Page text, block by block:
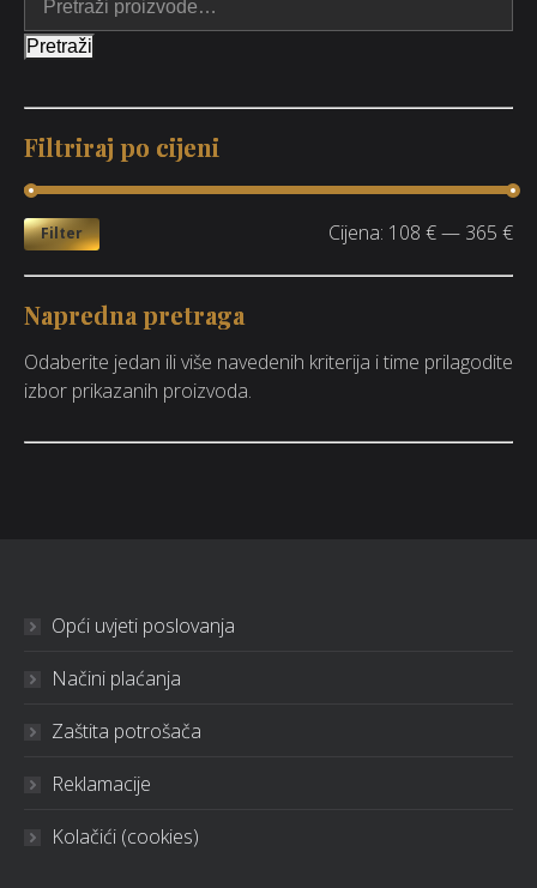
Pretraži
Filtriraj po cijeni
Filter Cijena: 108 €— 365 €
Napredna pretraga
Odaberite jedan ili više navedenih kriterija i time prilagodite
izbor prikazanih proizvoda.
Opći uvjeti poslovanja
Načini plaćanja
Zaštita potrošača
Reklamacije
Kolačići (cookies)